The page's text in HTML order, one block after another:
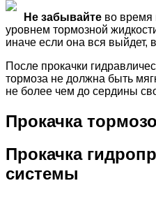
Не забывайте во время
уровнем тормозной
иначе если она вся выйдет,
После прокачки
тормоза не должна быть
не более чем до сердины
Прокачка
Прокачка
системы